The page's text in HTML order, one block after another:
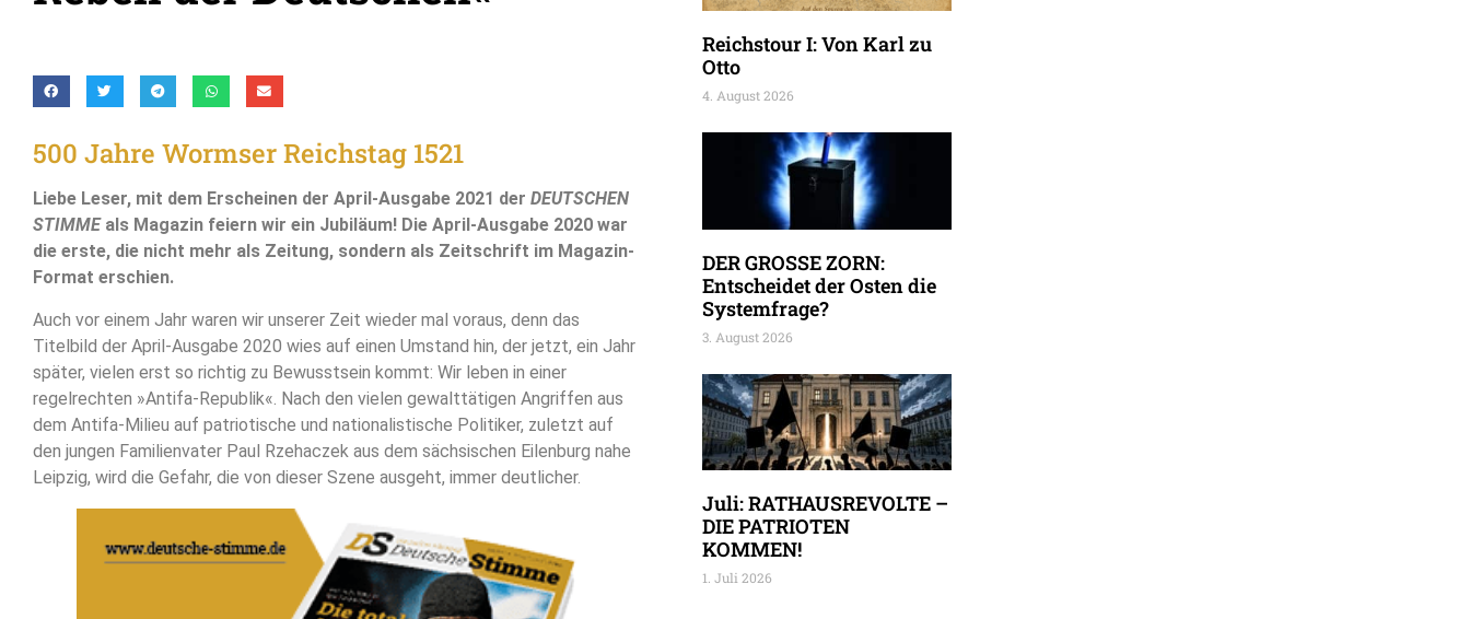
500 Jahre Wormser Reichstag 1521
Liebe Leser, mit dem Erscheinen der April-Ausgabe 2021 der DEUTSCHEN
STIMMEals Magazin feiern wir ein Jubiläum! Die April-Ausgabe 2020 war
die erste, die nicht mehr als Zeitung, sondern als Zeitschrift im Magazin-
Format erschien.
Auch vor einem Jahr waren wir unserer Zeit wieder mal voraus, denn das
Titelbild der April-Ausgabe 2020 wies auf einen Umstand hin, der jetzt, ein Jahr
später, vielen erst so richtig zu Bewusstsein kommt: Wir leben in einer
regelrechten »Antifa-Republik«. Nach den vielen gewalttätigen Angriffen aus
dem Antifa-Milieu auf patriotische und nationalistische Politiker, zuletzt auf
den jungen Familienvater Paul Rzehaczek aus dem sächsischen Eilenburg nahe
Leipzig, wird die Gefahr, die von dieser Szene ausgeht, immer deutlicher.
Reichstour I: Von Karl zu
Otto
4. August 2026
DER GROSSE ZORN:
Entscheidet der Osten die
Systemfrage?
3. August 2026
Juli: RATHAUSREVOLTE –
DIE PATRIOTEN
KOMMEN!
1. Juli 2026